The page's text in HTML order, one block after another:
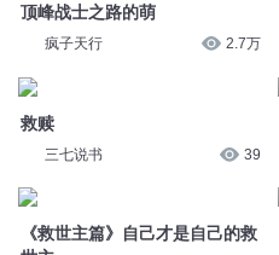
顶峰战士之路的萌
疯子天行 2.7万
救赎
三七说书 39
《救世主篇》自己才是自己的救